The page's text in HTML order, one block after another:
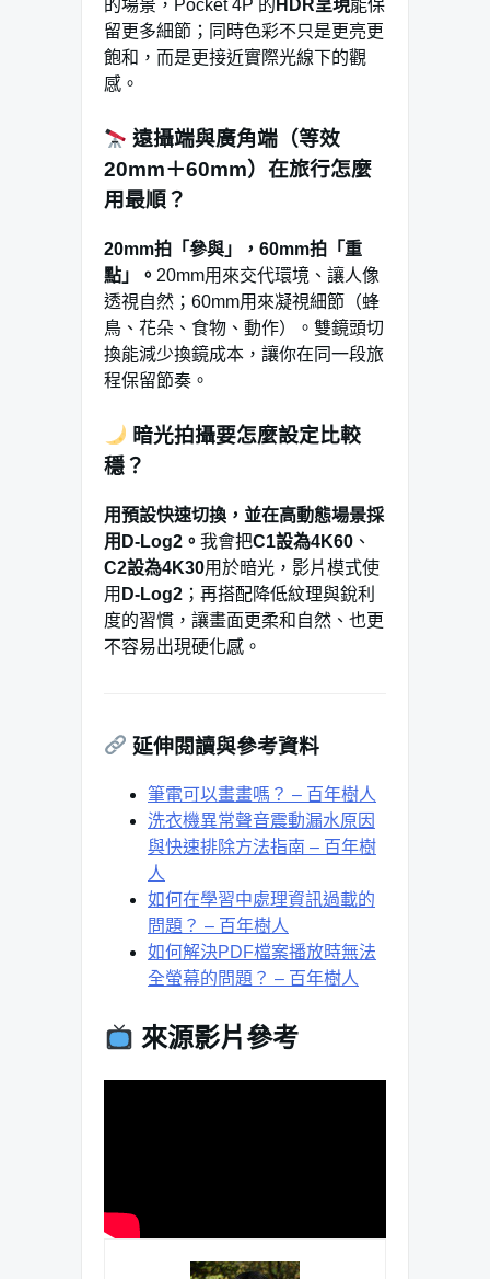
的場景，Pocket 4P 的 HDR呈現能保
留更多細節；同時色彩不只是更亮更
飽和，而是更接近實際光線下的觀
感。
遠攝端與廣角端（等效
20mm＋60mm）在旅行怎麼
用最順？
20mm拍「參與」，60mm拍「重
點」。 20mm用來交代環境、讓人像
透視自然；60mm用來凝視細節（蜂
鳥、花朵、食物、動作）。雙鏡頭切
換能減少換鏡成本，讓你在同一段旅
程保留節奏。
暗光拍攝要怎麼設定比較
穩？
用預設快速切換，並在高動態場景採
用D-Log2。 我會把C1設為4K60 、
C2設為4K30用於暗光，影片模式使
用 D-Log2 ；再搭配降低紋理與銳利
度的習慣，讓畫面更柔和自然、也更
不容易出現硬化感。
延伸閱讀與參考資料
筆電可以畫畫嗎？ – 百年樹人
洗衣機異常聲音震動漏水原因
與快速排除方法指南 – 百年樹
人
如何在學習中處理資訊過載的
問題？ – 百年樹人
如何解決PDF檔案播放時無法
全螢幕的問題？ – 百年樹人
來源影片參考